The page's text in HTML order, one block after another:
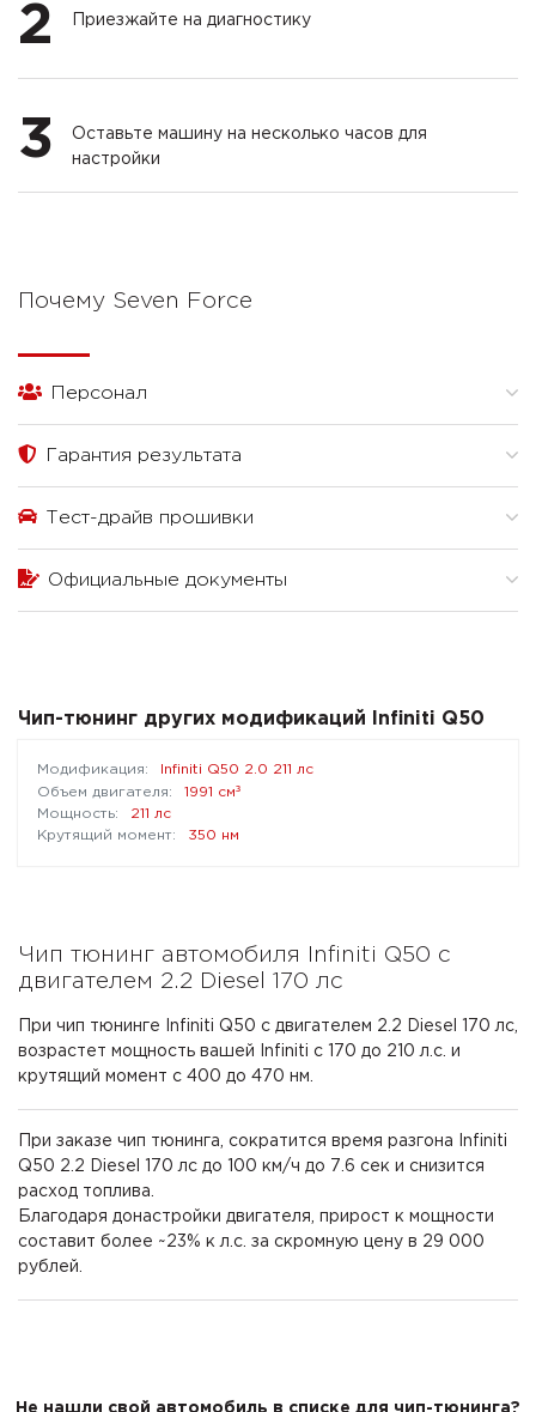
2 Приезжайте на диагностику
3
Оставьте машину на несколько часов для
настройки
Почему Seven Force
Персонал
Гарантия результата
Тест-драйв прошивки
Официальные документы
Чип-тюнинг других модификаций Infiniti Q50
Infiniti Q50 2.0 211 лс
1991 см³
211 лс
350 нм
Чип тюнинг автомобиля Infiniti Q50 с
двигателем 2.2 Diesel 170 лс
При чип тюнинге Infiniti Q50 с двигателем 2.2 Diesel 170 лс,
возрастет мощность вашей Infiniti с 170 до 210 л.с. и
крутящий момент с 400 до 470 нм.
При заказе чип тюнинга, сократится время разгона Infiniti
Q50 2.2 Diesel 170 лс до 100 км/ч до 7.6 сек и снизится
расход топлива.
Благодаря донастройки двигателя, прирост к мощности
составит более ~23% к л.с. за скромную цену в 29 000
рублей.
Не нашли свой автомобиль в списке для чип-тюнинга?